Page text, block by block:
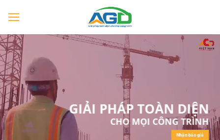
đến
nội
dung
GIẢI PHÁP TOÀN DIỆN
CHO MỌI CÔNG TRÌNH
Nhận báo giá